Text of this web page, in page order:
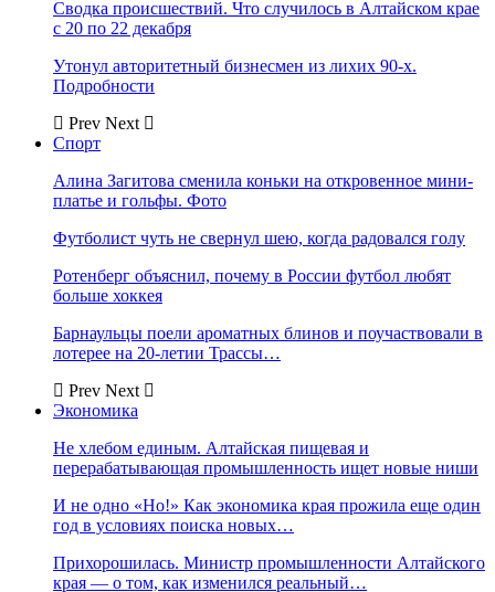
Сводка происшествий. Что случилось в Алтайском крае
с 20 по 22 декабря
Утонул авторитетный бизнесмен из лихих 90-х.
Подробности
Prev Next
Спорт
Алина Загитова сменила коньки на откровенное мини-
платье и гольфы. Фото
Футболист чуть не свернул шею, когда радовался голу
Ротенберг объяснил, почему в России футбол любят
больше хоккея
Барнаульцы поели ароматных блинов и поучаствовали в
лотерее на 20-летии Трассы…
Prev Next
Экономика
Не хлебом единым. Алтайская пищевая и
перерабатывающая промышленность ищет новые ниши
И не одно «Но!» Как экономика края прожила еще один
год в условиях поиска новых…
Прихорошилась. Министр промышленности Алтайского
края — о том, как изменился реальный…